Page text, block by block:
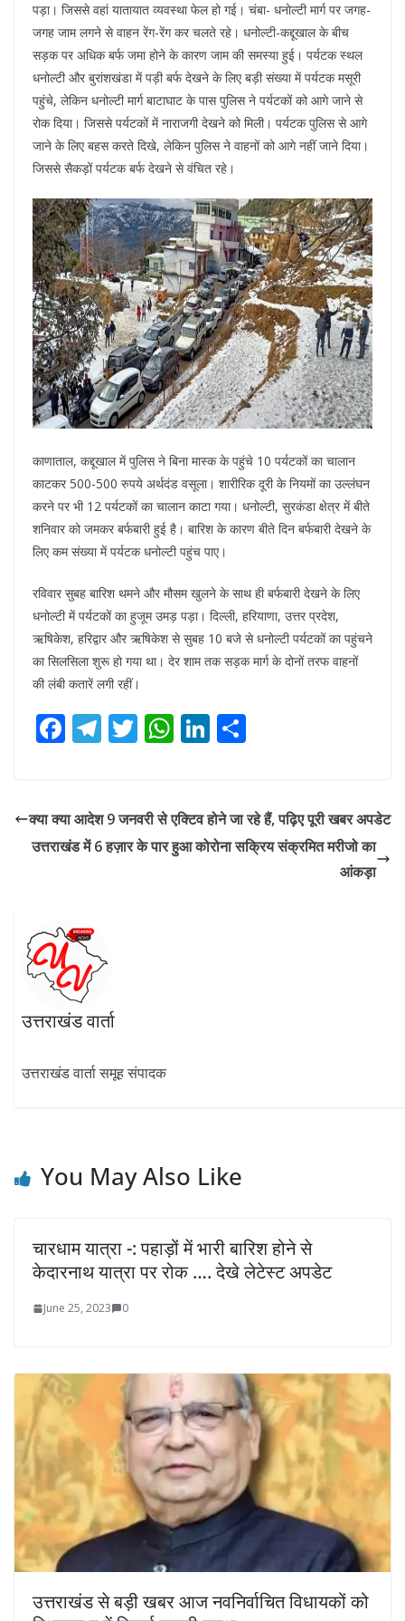
पड़ा। जिससे वहां यातायात व्यवस्था फेल हो गई। चंबा- धनोल्टी मार्ग पर जगह-
जगह जाम लगने से वाहन रेंग-रेंग कर चलते रहे। धनोल्टी-कद्दूखाल के बीच
सड़क पर अधिक बर्फ जमा होने के कारण जाम की समस्या हुई। पर्यटक स्थल
धनोल्टी और बुरांशखंडा में पड़ी बर्फ देखने के लिए बड़ी संख्या में पर्यटक मसूरी
पहुंचे, लेकिन धनोल्टी मार्ग बाटाघाट के पास पुलिस ने पर्यटकों को आगे जाने से
रोक दिया। जिससे पर्यटकों में नाराजगी देखने को मिली। पर्यटक पुलिस से आगे
जाने के लिए बहस करते दिखे, लेकिन पुलिस ने वाहनों को आगे नहीं जाने दिया।
जिससे सैकड़ों पर्यटक बर्फ देखने से वंचित रहे।
काणाताल, कद्दूखाल में पुलिस ने बिना मास्क के पहुंचे 10 पर्यटकों का चालान
काटकर 500-500 रुपये अर्थदंड वसूला। शारीरिक दूरी के नियमों का उल्लंघन
करने पर भी 12 पर्यटकों का चालान काटा गया। धनोल्टी, सुरकंडा क्षेत्र में बीते
शनिवार को जमकर बर्फबारी हुई है। बारिश के कारण बीते दिन बर्फबारी देखने के
लिए कम संख्या में पर्यटक धनोल्टी पहुंच पाए।
रविवार सुबह बारिश थमने और मौसम खुलने के साथ ही बर्फबारी देखने के लिए
धनोल्टी में पर्यटकों का हुजूम उमड़ पड़ा। दिल्ली, हरियाणा, उत्तर प्रदेश,
ऋषिकेश, हरिद्वार और ऋषिकेश से सुबह 10 बजे से धनोल्टी पर्यटकों का पहुंचने
का सिलसिला शुरू हो गया था। देर शाम तक सड़क मार्ग के दोनों तरफ वाहनों
की लंबी कतारें लगी रहीं।
F
ac
b
o
T
el
gr
a
T
w
er
W
h
s
A
Li
n
e
dI
e
क्या क्या आदेश 9 जनवरी से एक्टिव होने जा रहे हैं, पढ़िए पूरी खबर अपडेट
उत्तराखंड में 6 हज़ार के पार हुआ कोरोना सक्रिय संक्रमित मरीजो का
आंकड़ा
उत्तराखंड वार्ता
उत्तराखंड वार्ता समूह संपादक
You May Also Like
चारधाम यात्रा -: पहाड़ों में भारी बारिश होने से
केदारनाथ यात्रा पर रोक …. देखे लेटेस्ट अपडेट
June 25, 2023 0
उत्तराखंड से बड़ी खबर आज नवनिर्वाचित विधायकों को